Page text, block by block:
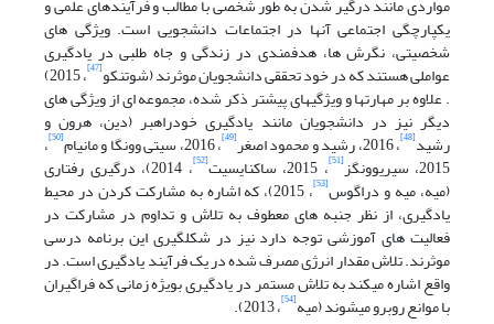
مواردی مانند درگیر شدن به طور شخصی با مطالب و فرآیندهای علمی و
یکپارچگی اجتماعی آنها در اجتماعات دانشجویی است. ویژگی های
شخصیتی، نگرش ها، هدفمندی در زندگی و جاه طلبی در یادگیری
عواملی هستند که در خود تحققی دانشجویان موثرند (شوتنکو[47] ، 2015)
. علاوه بر مهارتها و ویژگیهای پیشتر ذکر شده، مجموعه ای از ویژگی های
دیگر نیز در دانشجویان مانند یادگیری خودراهبر (دین، هرون و
رشید[48] ، 2016، رشید و محمود اصغر [49] ، 2016، سیتی وونگا و مانیام [50] ،
2015، سیریوونگز [51] ، 2015، ساکنایسیت [52] ، 2014)، درگیری رفتاری
(میه، میه و دراگوس[53] ، 2015)، که اشاره به مشارکت کردن در محیط
یادگیری، از نظر جنبه های معطوف به تلاش و تداوم در مشارکت در
فعالیت های آموزشی توجه دارد نیز در شکلگیری این برنامه درسی
موثرند. تلاش مقدار انرژی مصرف شده در یک فرآیند یادگیری است. در
واقع اشاره میکند به تلاش مستمر در یادگیری بویژه زمانی که فراگیران
با موانع روبرو میشوند (میه[54]
، 2013).